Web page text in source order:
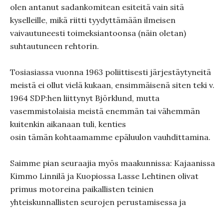
olen antanut sadankomitean esiteitä vain sitä
kyselleille, mikä riitti tyydyttämään ilmeisen
vaivautuneesti toimeksiantoonsa (näin oletan)
suhtautuneen rehtorin.
Tosiasiassa vuonna 1963 poliittisesti järjestäytyneitä
meistä ei ollut vielä kukaan, ensimmäisenä siten teki v.
1964 SDP:hen liittynyt Björklund, mutta
vasemmistolaisia meistä enemmän tai vähemmän
kuitenkin aikanaan tuli, kenties
osin tämän kohtaamamme epäluulon vauhdittamina.
Saimme pian seuraajia myös maakunnissa: Kajaanissa
Kimmo Linnilä ja Kuopiossa Lasse Lehtinen olivat
primus motoreina paikallisten teinien
yhteiskunnallisten seurojen perustamisessa ja